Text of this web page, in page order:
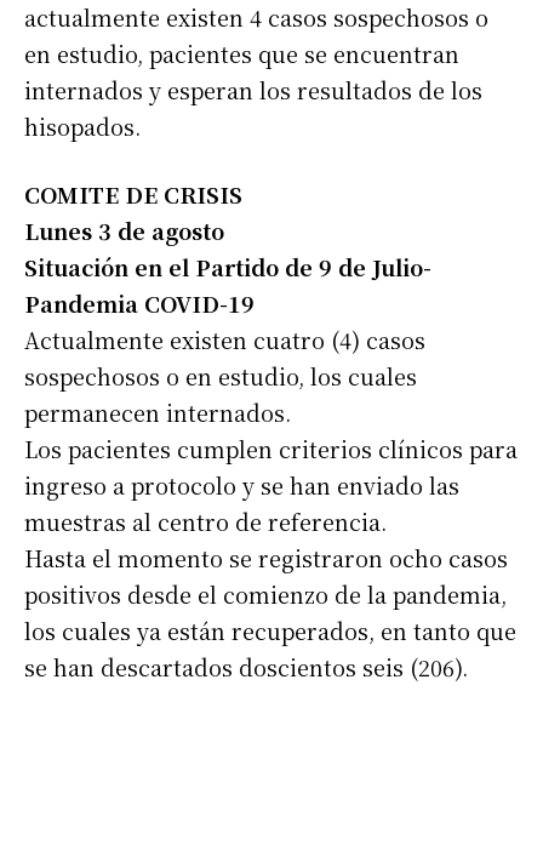
actualmente existen 4 casos sospechosos o
en estudio, pacientes que se encuentran
internados y esperan los resultados de los
hisopados.
COMITE DE CRISIS
Lunes 3 de agosto
Situación en el Partido de 9 de Julio-
Pandemia COVID-19
Actualmente existen cuatro (4) casos
sospechosos o en estudio, los cuales
permanecen internados.
Los pacientes cumplen criterios clínicos para
ingreso a protocolo y se han enviado las
muestras al centro de referencia.
Hasta el momento se registraron ocho casos
positivos desde el comienzo de la pandemia,
los cuales ya están recuperados, en tanto que
se han descartados doscientos seis (206).